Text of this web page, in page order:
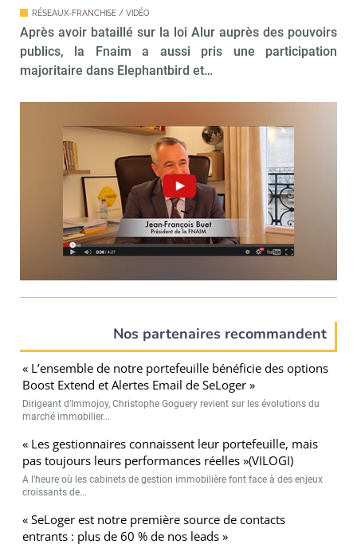
RÉSEAUX-FRANCHISE / VIDÉO
Après avoir bataillé sur la loi Alur auprès des pouvoirs
publics, la Fnaim a aussi pris une participation
majoritaire dans Elephantbird et…
Nos partenaires recommandent
« L’ensemble de notre portefeuille bénéficie des options
Boost Extend et Alertes Email de SeLoger »
Dirigeant d’Immojoy, Christophe Goguery revient sur les évolutions du
marché immobilier...
« Les gestionnaires connaissent leur portefeuille, mais
pas toujours leurs performances réelles »(VILOGI)
A l’heure où les cabinets de gestion immobilière font face à des enjeux
croissants de...
« SeLoger est notre première source de contacts
entrants : plus de 60 % de nos leads »